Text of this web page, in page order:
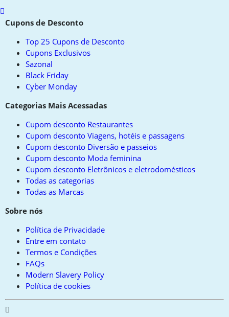
Scroll
toCupons de Desconto
Top 25 Cupons de Desconto
Cupons Exclusivos
Sazonal
Black Friday
Cyber Monday
Categorias Mais Acessadas
Cupom desconto Restaurantes
Cupom desconto Viagens, hotéis e passagens
Cupom desconto Diversão e passeios
Cupom desconto Moda feminina
Cupom desconto Eletrônicos e eletrodomésticos
Todas as categorias
Todas as Marcas
Sobre nós
Política de Privacidade
Entre em contato
Termos e Condições
FAQs
Modern Slavery Policy
Política de cookies